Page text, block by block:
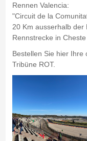
Rennen Valencia:
"Circuit de la
20 Km ausserhalb der
Rennstrecke in Cheste
Bestellen Sie hier Ihre
Tribüne ROT.